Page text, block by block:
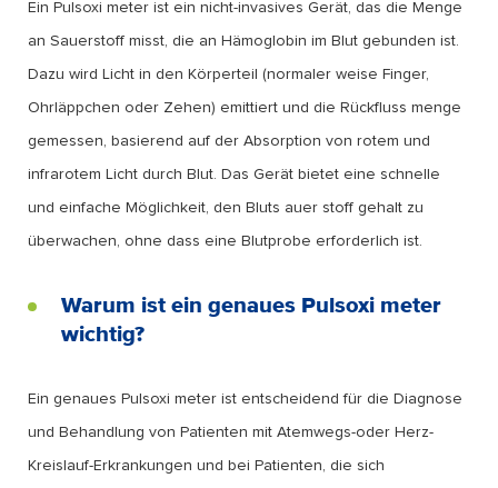
Ein Pulsoxi meter ist ein nicht-invasives Gerät, das die Menge
an Sauerstoff misst, die an Hämoglobin im Blut gebunden ist.
Dazu wird Licht in den Körperteil (normaler weise Finger,
Ohrläppchen oder Zehen) emittiert und die Rückfluss menge
gemessen, basierend auf der Absorption von rotem und
infrarotem Licht durch Blut. Das Gerät bietet eine schnelle
und einfache Möglichkeit, den Bluts auer stoff gehalt zu
überwachen, ohne dass eine Blutprobe erforderlich ist.
Warum ist ein genaues Pulsoxi meter
wichtig?
Ein genaues Pulsoxi meter ist entscheidend für die Diagnose
und Behandlung von Patienten mit Atemwegs-oder Herz-
Kreislauf-Erkrankungen und bei Patienten, die sich